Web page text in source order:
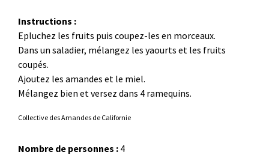
Instructions :
Epluchez les fruits puis coupez-les en morceaux.
Dans un saladier, mélangez les yaourts et les fruits
coupés.
Ajoutez les amandes et le miel.
Mélangez bien et versez dans 4 ramequins.
Collective des Amandes de Californie
Nombre de personnes : 4